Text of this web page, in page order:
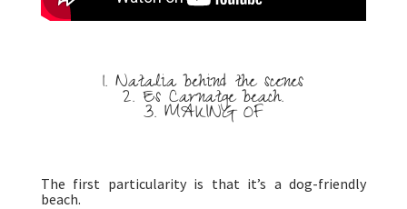
1. Natalia behind the scenes
2. Es Carnatge beach.
3. MAKING OF
The first particularity is that it’s a dog-friendly
beach.